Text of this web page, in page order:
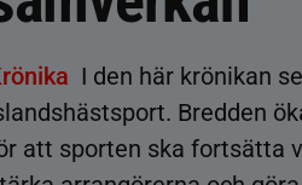
I den här krönikan
Bredden
att sporten ska fortsätta